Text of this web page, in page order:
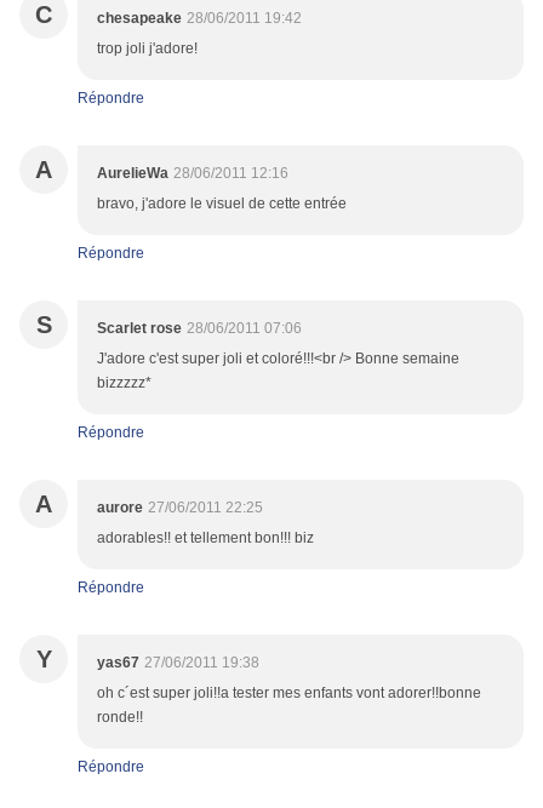
C chesapeake 28/06/2011 19:42
trop joli j'adore!
Répondre
A AurelieWa 28/06/2011 12:16
bravo, j'adore le visuel de cette entrée
Répondre
S Scarlet rose 28/06/2011 07:06
J'adore c'est super joli et coloré!!!<br /> Bonne semaine
bizzzzz*
Répondre
A aurore 27/06/2011 22:25
adorables!! et tellement bon!!! biz
Répondre
Y yas67 27/06/2011 19:38
oh c´est super joli!!a tester mes enfants vont adorer!!bonne
ronde!!
Répondre